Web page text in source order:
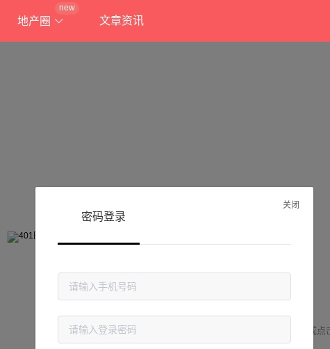
地产圈
new
文章资讯
抱歉!
请检查您输入的网址是否正确，或点
关闭
密码登录